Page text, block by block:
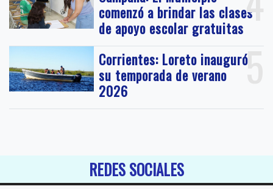
comenzó a brindar las clases
de apoyo escolar gratuitas
5
Corrientes: Loreto inauguró
su temporada de verano
2026
REDES SOCIALES